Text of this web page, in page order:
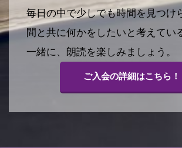
毎日の中で少しでも時間を見つけ
間と共に何かをしたいと考えてい
一緒に、朗読を楽しみましょう。
ご入会の詳細はこちら！